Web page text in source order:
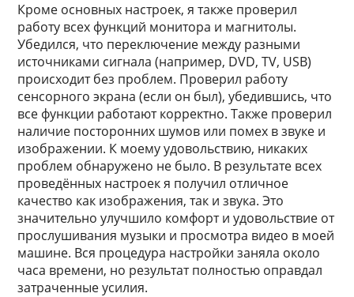
Кроме основных настроек, я также проверил
работу всех функций монитора и магнитолы.
Убедился, что переключение между разными
источниками сигнала (например, DVD, TV, USB)
происходит без проблем. Проверил работу
сенсорного экрана (если он был), убедившись, что
все функции работают корректно. Также проверил
наличие посторонних шумов или помех в звуке и
изображении. К моему удовольствию, никаких
проблем обнаружено не было. В результате всех
проведённых настроек я получил отличное
качество как изображения, так и звука. Это
значительно улучшило комфорт и удовольствие от
прослушивания музыки и просмотра видео в моей
машине. Вся процедура настройки заняла около
часа времени, но результат полностью оправдал
затраченные усилия.